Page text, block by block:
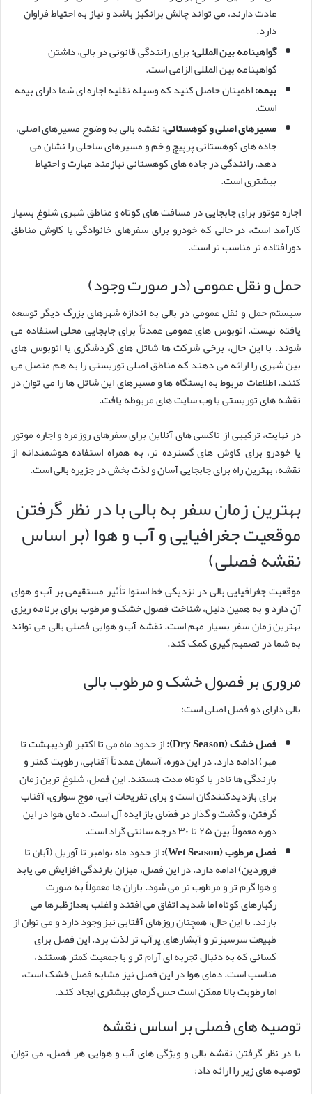
عادت دارند، می تواند چالش برانگیز باشد و نیاز به احتیاط فراوان
دارد.
گواهینامه بین المللی:برای رانندگی قانونی در بالی، داشتن
گواهینامه بین المللی الزامی است.
بیمه:اطمینان حاصل کنید که وسیله نقلیه اجاره ای شما دارای بیمه
است.
مسیرهای اصلی و کوهستانی:نقشه بالی به وضوح مسیرهای اصلی،
جاده های کوهستانی پرپیچ و خم و مسیرهای ساحلی را نشان می
دهد. رانندگی در جاده های کوهستانی نیازمند مهارت و احتیاط
بیشتری است.
اجاره موتور برای جابجایی در مسافت های کوتاه و مناطق شهری شلوغ بسیار
کارآمد است، در حالی که خودرو برای سفرهای خانوادگی یا کاوش مناطق
دورافتاده تر مناسب تر است.
حمل و نقل عمومی (در صورت وجود)
سیستم حمل و نقل عمومی در بالی به اندازه شهرهای بزرگ دیگر توسعه
یافته نیست. اتوبوس های عمومی عمدتاً برای جابجایی محلی استفاده می
شوند. با این حال، برخی شرکت ها شاتل های گردشگری یا اتوبوس های
بین شهری را ارائه می دهند که مناطق اصلی توریستی را به هم متصل می
کنند. اطلاعات مربوط به ایستگاه ها و مسیرهای این شاتل ها را می توان در
نقشه های توریستی یا وب سایت های مربوطه یافت.
در نهایت، ترکیبی از تاکسی های آنلاین برای سفرهای روزمره و اجاره موتور
یا خودرو برای کاوش های گسترده تر، به همراه استفاده هوشمندانه از
نقشه، بهترین راه برای جابجایی آسان و لذت بخش در جزیره بالی است.
بهترین زمان سفر به بالی با در نظر گرفتن
موقعیت جغرافیایی و آب و هوا (بر اساس
نقشه فصلی)
موقعیت جغرافیایی بالی در نزدیکی خط استوا تأثیر مستقیمی بر آب و هوای
آن دارد و به همین دلیل، شناخت فصول خشک و مرطوب برای برنامه ریزی
بهترین زمان سفر بسیار مهم است. نقشه آب و هوایی فصلی بالی می تواند
به شما در تصمیم گیری کمک کند.
مروری بر فصول خشک و مرطوب بالی
بالی دارای دو فصل اصلی است:
فصل خشک (Dry Season):
از حدود ماه می تا اکتبر (اردیبهشت تا
مهر) ادامه دارد. در این دوره، آسمان عمدتاً آفتابی، رطوبت کمتر و
بارندگی ها نادر یا کوتاه مدت هستند. این فصل، شلوغ ترین زمان
برای بازدیدکنندگان است و برای تفریحات آبی، موج سواری، آفتاب
گرفتن، و گشت و گذار در فضای باز ایده آل است. دمای هوا در این
دوره معمولاً بین ۲۵ تا ۳۰ درجه سانتی گراد است.
فصل مرطوب (Wet Season):
از حدود ماه نوامبر تا آوریل (آبان تا
فروردین) ادامه دارد. در این فصل، میزان بارندگی افزایش می یابد
و هوا گرم تر و مرطوب تر می شود. باران ها معمولاً به صورت
رگبارهای کوتاه اما شدید اتفاق می افتند و اغلب بعدازظهرها می
بارند. با این حال، همچنان روزهای آفتابی نیز وجود دارد و می توان از
طبیعت سرسبزتر و آبشارهای پرآب تر لذت برد. این فصل برای
کسانی که به دنبال تجربه ای آرام تر و با جمعیت کمتر هستند،
مناسب است. دمای هوا در این فصل نیز مشابه فصل خشک است،
اما رطوبت بالا ممکن است حس گرمای بیشتری ایجاد کند.
توصیه های فصلی بر اساس نقشه
با در نظر گرفتن نقشه بالی و ویژگی های آب و هوایی هر فصل، می توان
توصیه های زیر را ارائه داد: